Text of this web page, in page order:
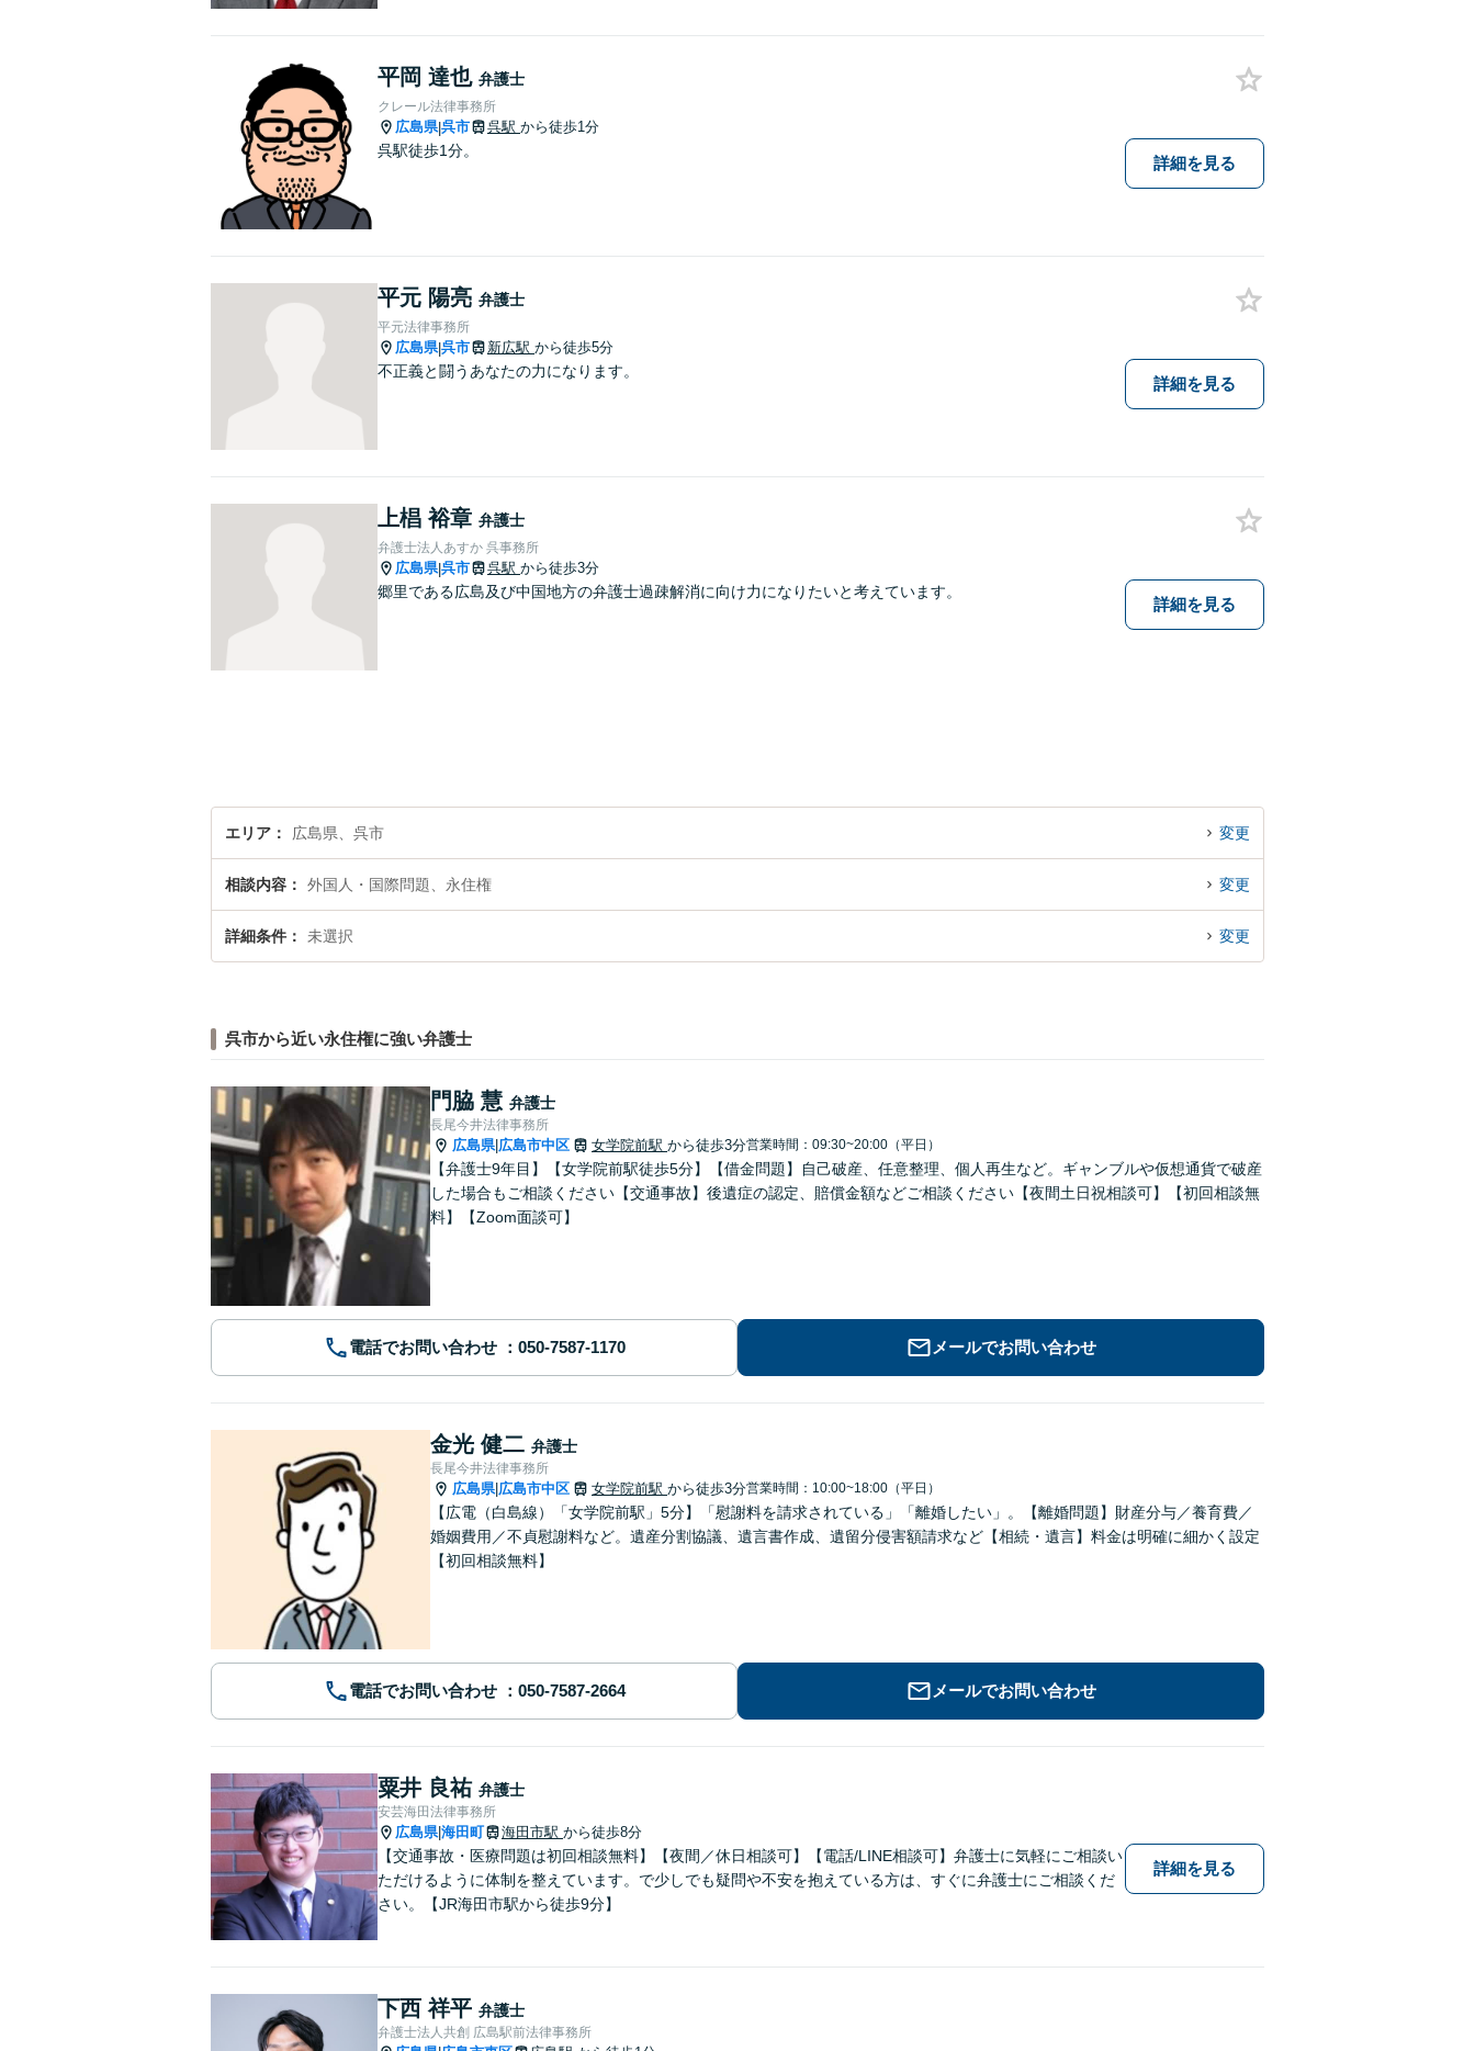
平岡 達也 弁護士
クレール法律事務所
広島県|呉市 呉駅 から徒歩1分
呉駅徒歩1分。
詳細を見る
平元 陽亮 弁護士
平元法律事務所
広島県|呉市 新広駅 から徒歩5分
不正義と闘うあなたの力になります。
詳細を見る
上椙 裕章 弁護士
弁護士法人あすか 呉事務所
広島県|呉市 呉駅 から徒歩3分
郷里である広島及び中国地方の弁護士過疎解消に向け力になりたいと考えています。
詳細を見る
エリア 広島県、呉市 変更
相談内容 外国人・国際問題、永住権 変更
詳細条件 未選択 変更
呉市から近い永住権に強い弁護士
門脇 慧 弁護士
長尾今井法律事務所
広島県| 広島市中区 女学院前駅 から徒歩3分営業時間：09:30~20:00（平日）
【弁護士9年目】【女学院前駅徒歩5分】【借金問題】自己破産、任意整理、個人再生など。ギャンブルや仮想通貨で破産
した場合もご相談ください【交通事故】後遺症の認定、賠償金額などご相談ください【夜間土日祝相談可】【初回相談無
料】【Zoom面談可】
電話でお問い合わせ メールでお問い合わせ
金光 健二 弁護士
長尾今井法律事務所
広島県| 広島市中区 女学院前駅 から徒歩3分営業時間：10:00~18:00（平日）
【広電（白島線）「女学院前駅」5分】「慰謝料を請求されている」「離婚したい」。【離婚問題】財産分与／養育費／
婚姻費用／不貞慰謝料など。遺産分割協議、遺言書作成、遺留分侵害額請求など【相続・遺言】料金は明確に細かく設定
【初回相談無料】
電話でお問い合わせ メールでお問い合わせ
粟井 良祐 弁護士
安芸海田法律事務所
広島県|海田町 海田市駅 から徒歩8分
【交通事故・医療問題は初回相談無料】【夜間／休日相談可】【電話/LINE相談可】弁護士に気軽にご相談い
ただけるように体制を整えています。で少しでも疑問や不安を抱えている方は、すぐに弁護士にご相談くだ
さい。【JR海田市駅から徒歩9分】
詳細を見る
下西 祥平 弁護士
弁護士法人共創 広島駅前法律事務所